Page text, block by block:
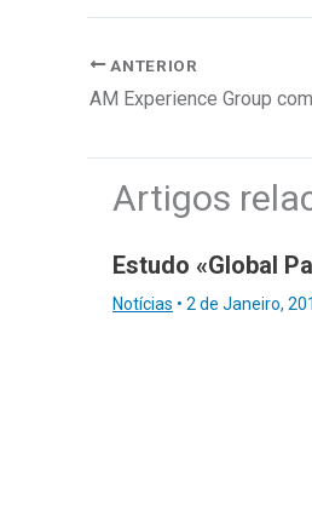
ANTERIOR
Artigos
Estudo «Global
Notícias • 2 de Janeiro,